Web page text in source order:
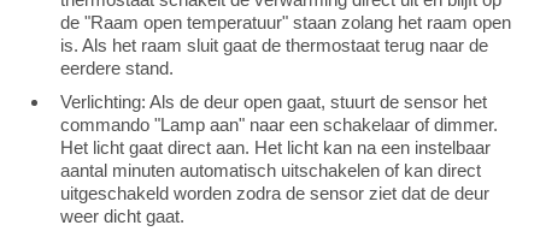
de "Raam open temperatuur" staan zolang het raam open
is. Als het raam sluit gaat de thermostaat terug naar de
eerdere stand.
Verlichting: Als de deur open gaat, stuurt de sensor het
commando "Lamp aan" naar een schakelaar of dimmer.
Het licht gaat direct aan. Het licht kan na een instelbaar
aantal minuten automatisch uitschakelen of kan direct
uitgeschakeld worden zodra de sensor ziet dat de deur
weer dicht gaat.